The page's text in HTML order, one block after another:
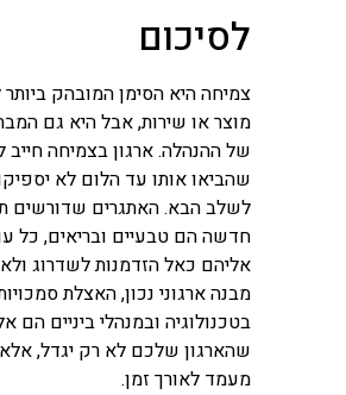
לסיכום
צמיחה היא הסימן המובהק
מוצר או שירות, אבל היא גם
של ההנהלה. ארגון בצמיחה חייב
שהביאו אותו עד הלום לא
לשלב הבא. האתגרים שדורשים
חדשה הם טבעיים ובריאים, כל
אליהם כאל הזדמנות לשדרוג
מבנה ארגוני נכון, האצלת
בטכנולוגיה ובמנהלי ביניים הם
שהארגון שלכם לא רק יגדל, אלא
מעמד לאורך זמן.